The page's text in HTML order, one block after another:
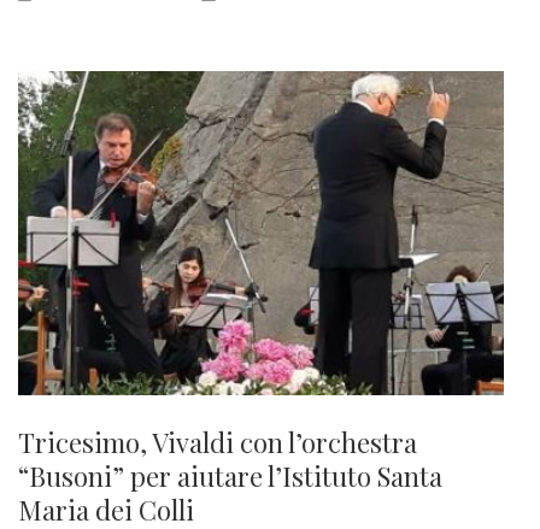
Tricesimo, Vivaldi con l’orchestra
“Busoni” per aiutare l’Istituto Santa
Maria dei Colli